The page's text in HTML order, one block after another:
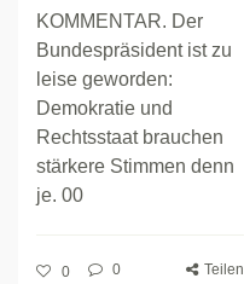
KOMMENTAR. Der
Bundespräsident ist zu
leise geworden:
Demokratie und
Rechtsstaat brauchen
stärkere Stimmen denn
je. 00
0 0 Teilen